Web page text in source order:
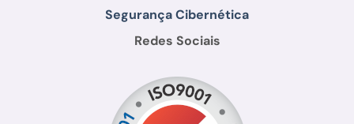
Segurança Cibernética
Redes Sociais